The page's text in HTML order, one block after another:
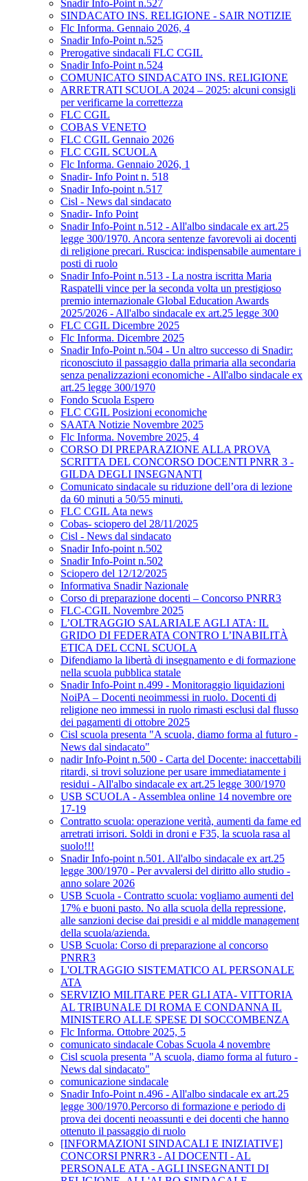
Snadir Info-Point n.527
SINDACATO INS. RELIGIONE - SAIR NOTIZIE
Flc Informa. Gennaio 2026, 4
Snadir Info-Point n.525
Prerogative sindacali FLC CGIL
Snadir Info-Point n.524
COMUNICATO SINDACATO INS. RELIGIONE
ARRETRATI SCUOLA 2024 – 2025: alcuni consigli
per verificarne la correttezza
FLC CGIL
COBAS VENETO
FLC CGIL Gennaio 2026
FLC CGIL SCUOLA
Flc Informa. Gennaio 2026, 1
Snadir- Info Point n. 518
Snadir Info-point n.517
Cisl - News dal sindacato
Snadir- Info Point
Snadir Info-Point n.512 - All'albo sindacale ex art.25
legge 300/1970. Ancora sentenze favorevoli ai docenti
di religione precari. Ruscica: indispensabile aumentare i
posti di ruolo
Snadir Info-Point n.513 - La nostra iscritta Maria
Raspatelli vince per la seconda volta un prestigioso
premio internazionale Global Education Awards
2025/2026 - All'albo sindacale ex art.25 legge 300
FLC CGIL Dicembre 2025
Flc Informa. Dicembre 2025
Snadir Info-Point n.504 - Un altro successo di Snadir:
riconosciuto il passaggio dalla primaria alla secondaria
senza penalizzazioni economiche - All'albo sindacale ex
art.25 legge 300/1970
Fondo Scuola Espero
FLC CGIL Posizioni economiche
SAATA Notizie Novembre 2025
Flc Informa. Novembre 2025, 4
CORSO DI PREPARAZIONE ALLA PROVA
SCRITTA DEL CONCORSO DOCENTI PNRR 3 -
GILDA DEGLI INSEGNANTI
Comunicato sindacale su riduzione dell’ora di lezione
da 60 minuti a 50/55 minuti.
FLC CGIL Ata news
Cobas- sciopero del 28/11/2025
Cisl - News dal sindacato
Snadir Info-point n.502
Snadir Info-Point n.502
Sciopero del 12/12/2025
Informativa Snadir Nazionale
Corso di preparazione docenti – Concorso PNRR3
FLC-CGIL Novembre 2025
L’OLTRAGGIO SALARIALE AGLI ATA: IL
GRIDO DI FEDERATA CONTRO L’INABILITÀ
ETICA DEL CCNL SCUOLA
Difendiamo la libertà di insegnamento e di formazione
nella scuola pubblica statale
Snadir Info-Point n.499 - Monitoraggio liquidazioni
NoiPA – Docenti neoimmessi in ruolo. Docenti di
religione neo immessi in ruolo rimasti esclusi dal flusso
dei pagamenti di ottobre 2025
Cisl scuola presenta "A scuola, diamo forma al futuro -
News dal sindacato"
nadir Info-Point n.500 - Carta del Docente: inaccettabili
ritardi, si trovi soluzione per usare immediatamente i
residui - All'albo sindacale ex art.25 legge 300/1970
USB SCUOLA - Assemblea online 14 novembre ore
17-19
Contratto scuola: operazione verità, aumenti da fame ed
arretrati irrisori. Soldi in droni e F35, la scuola rasa al
suolo!!!
Snadir Info-point n.501. All'albo sindacale ex art.25
legge 300/1970 - Per avvalersi del diritto allo studio -
anno solare 2026
USB Scuola - Contratto scuola: vogliamo aumenti del
17% e buoni pasto. No alla scuola della repressione,
alle sanzioni decise dai presidi e al middle management
della scuola/azienda.
USB Scuola: Corso di preparazione al concorso
PNRR3
L'OLTRAGGIO SISTEMATICO AL PERSONALE
ATA
SERVIZIO MILITARE PER GLI ATA- VITTORIA
AL TRIBUNALE DI ROMA E CONDANNA IL
MINISTERO ALLE SPESE DI SOCCOMBENZA
Flc Informa. Ottobre 2025, 5
comunicato sindacale Cobas Scuola 4 novembre
Cisl scuola presenta "A scuola, diamo forma al futuro -
News dal sindacato"
comunicazione sindacale
Snadir Info-Point n.496 - All'albo sindacale ex art.25
legge 300/1970.Percorso di formazione e periodo di
prova dei docenti neoassunti e dei docenti che hanno
ottenuto il passaggio di ruolo
[INFORMAZIONI SINDACALI E INIZIATIVE]
CONCORSI PNRR3 - AI DOCENTI - AL
PERSONALE ATA - AGLI INSEGNANTI DI